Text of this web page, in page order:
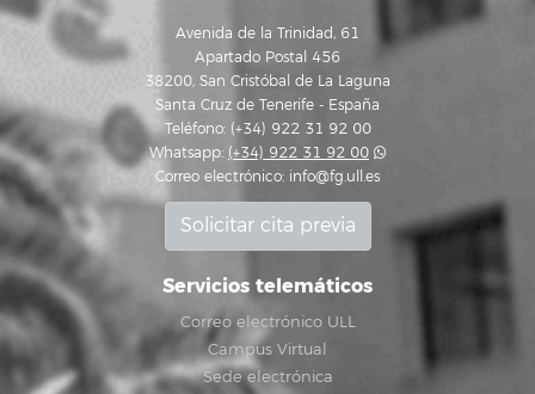
Avenida de la Trinidad, 61
Apartado Postal 456
38200, San Cristóbal de La Laguna
Santa Cruz de Tenerife - España
Teléfono: (+34) 922 31 92 00
Whatsapp: (+34) 922 31 92 00
Correo electrónico: info@fg.ull.es
Solicitar cita previa
Servicios telemáticos
Correo electrónico ULL
Campus Virtual
Sede electrónica